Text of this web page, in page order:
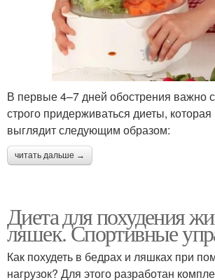
В первые 4–7 дней обострения важно
строго придерживаться диеты,
выглядит следующим образом:
читать дальше →
Диета для похудения
ляшек. Спортивные
Как похудеть в бедрах и ляшках при
нагрузок? Для этого разработан